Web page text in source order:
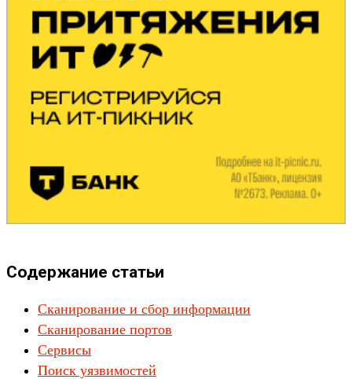
Содержание статьи
Сканирование и сбор информации
Сканирование портов
Сервисы
Поиск уязвимостей